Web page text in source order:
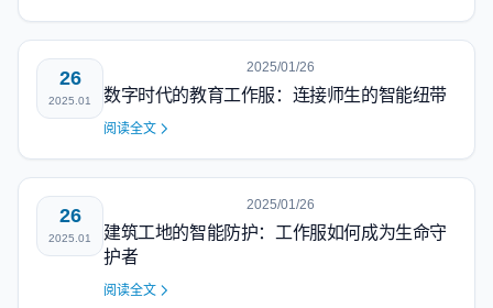
26
2025.01
2025/01/26
数字时代的教育工作服：连接师生的智能纽带
阅读全文
26
2025.01
2025/01/26
建筑工地的智能防护：工作服如何成为生命守
护者
阅读全文